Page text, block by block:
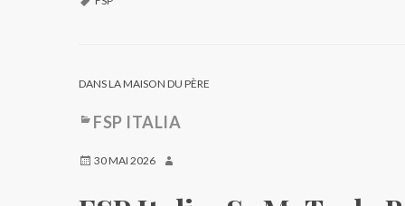
DANS LA MAISON DU PÈRE
FSP ITALIA
30 MAI 2026